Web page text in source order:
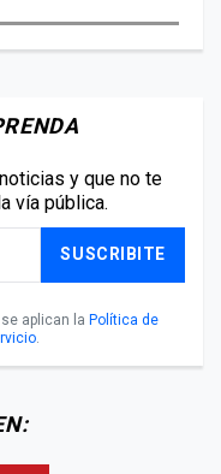
y que no te
vía pública.
SUSCRIBITE
aplican la Política de
.